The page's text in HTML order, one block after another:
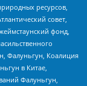
ресурсов,
совет,
фонд,
Фалуньгун, Коалиция
в Китае,
Фалуньгун,